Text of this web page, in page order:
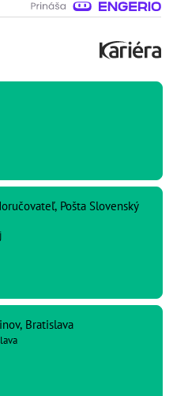
Pošta Slovenský
Bratislava